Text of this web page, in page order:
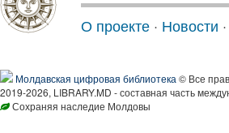
О проекте · Новости ·
Молдавская цифровая библиотека © Все
2019-2026, LIBRARY.MD - составная часть
Сохраняя наследие Молдовы